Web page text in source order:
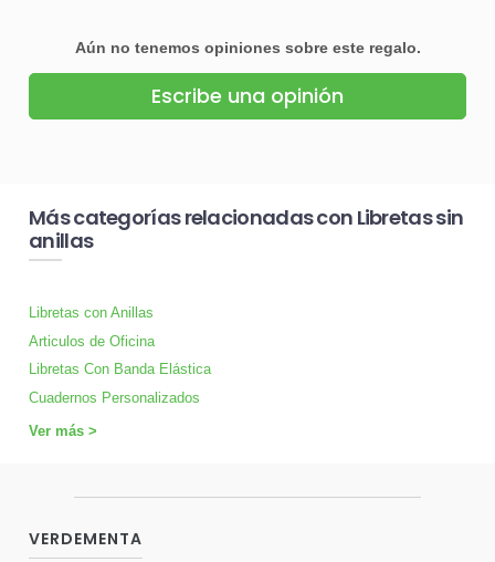
Aún no tenemos opiniones sobre este regalo.
Escribe una opinión
Más categorías relacionadas con Libretas sin
anillas
Libretas con Anillas
Articulos de Oficina
Libretas Con Banda Elástica
Cuadernos Personalizados
Ver más >
VERDEMENTA